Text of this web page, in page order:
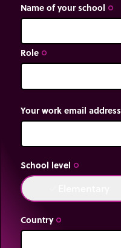
Name of your school trip_origin
Role trip_origin
Your work email address
School level trip_origin
Country trip_origin